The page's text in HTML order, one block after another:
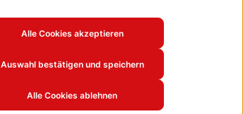
Alle Cookies akzeptieren
Auswahl bestätigen und speichern
Alle Cookies ablehnen